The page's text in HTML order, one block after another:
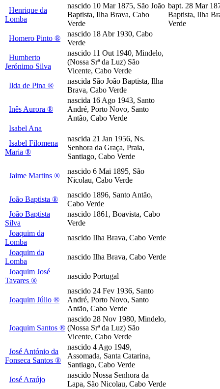
Henrique da
Lomba
nascido 10 Mar 1875, São João
Baptista, Ilha Brava, Cabo
Verde
bapt. 28 Mar
Baptista, Ilha
Verde
Homero Pinto ®
nascido 18 Abr 1930, Cabo
Verde
Humberto
Jerónimo Silva
nascido 11 Out 1940, Mindelo,
(Nossa Srª da Luz) São
Vicente, Cabo Verde
Ilda de Pina ®
nascida São João Baptista, Ilha
Brava, Cabo Verde
Inês Aurora ®
nascida 16 Ago 1943, Santo
André, Porto Novo, Santo
Antão, Cabo Verde
Isabel Ana
Isabel Filomena
Maria ®
nascida 21 Jan 1956, Ns.
Senhora da Graça, Praia,
Santiago, Cabo Verde
Jaime Martins ®
nascido 6 Mai 1895, São
Nicolau, Cabo Verde
João Baptista ®
nascido 1896, Santo Antão,
Cabo Verde
João Baptista
Silva
nascido 1861, Boavista, Cabo
Verde
Joaquim da
Lomba
nascido Ilha Brava, Cabo Verde
Joaquim da
Lomba
nascido Ilha Brava, Cabo Verde
Joaquim José
Tavares ®
nascido Portugal
Joaquim Júlio ®
nascido 24 Fev 1936, Santo
André, Porto Novo, Santo
Antão, Cabo Verde
Joaquim Santos ®
nascido 28 Nov 1980, Mindelo,
(Nossa Srª da Luz) São
Vicente, Cabo Verde
José António da
Fonseca Santos ®
nascido 4 Ago 1949,
Assomada, Santa Catarina,
Santiago, Cabo Verde
José Araújo
nascido Nossa Senhora da
Lapa, São Nicolau, Cabo Verde